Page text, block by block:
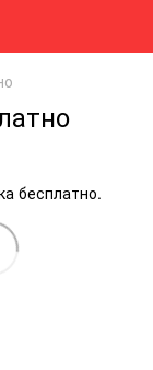
бесплатно.